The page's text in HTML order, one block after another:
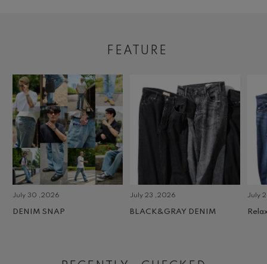
FEATURE
July 30 ,2026
DENIM SNAP
July 23 ,2026
BLACK&GRAY DENIM
July 2
Relax